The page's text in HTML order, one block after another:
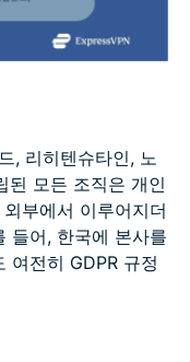
, 리히텐슈타인, 노
된 모든 조직은 개인
부에서 이루어지더
들어, 한국에 본사를
여전히 GDPR 규정